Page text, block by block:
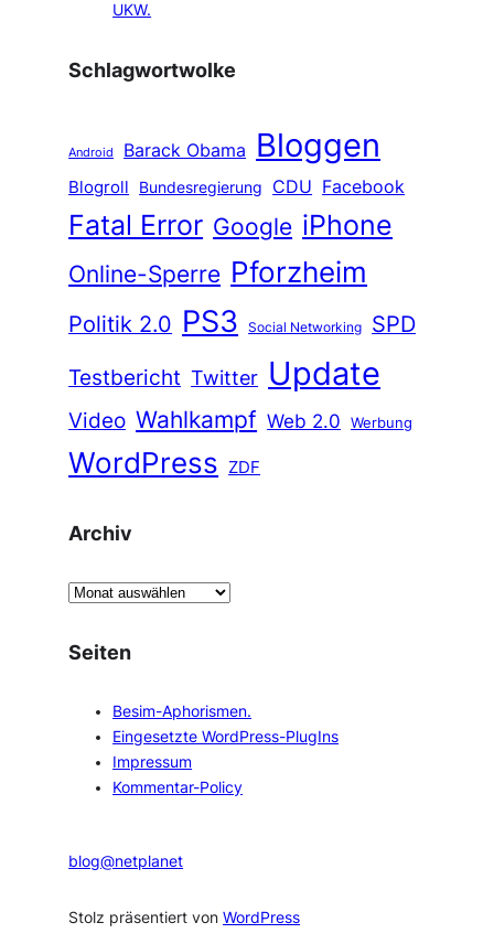
UKW.
Schlagwortwolke
Android Barack Obama Bloggen
Blogroll Bundesregierung CDU Facebook
Fatal Error Google iPhone
Online-Sperre Pforzheim
Politik 2.0 PS3 Social Networking
SPD
Testbericht Twitter Update
Video Wahlkampf Web 2.0 Werbung
WordPress ZDF
Archiv
A
c
Seiten
Besim-Aphorismen.
Eingesetzte WordPress-PlugIns
Impressum
Kommentar-Policy
blog@netplanet
Stolz präsentiert vonWordPress